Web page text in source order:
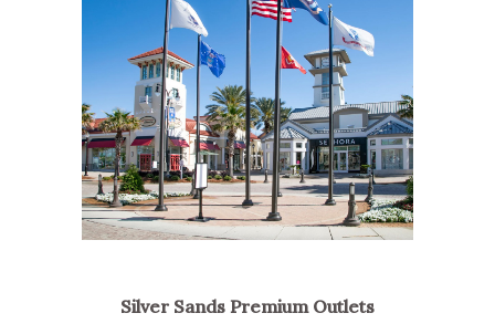
Silver Sands Premium Outlets